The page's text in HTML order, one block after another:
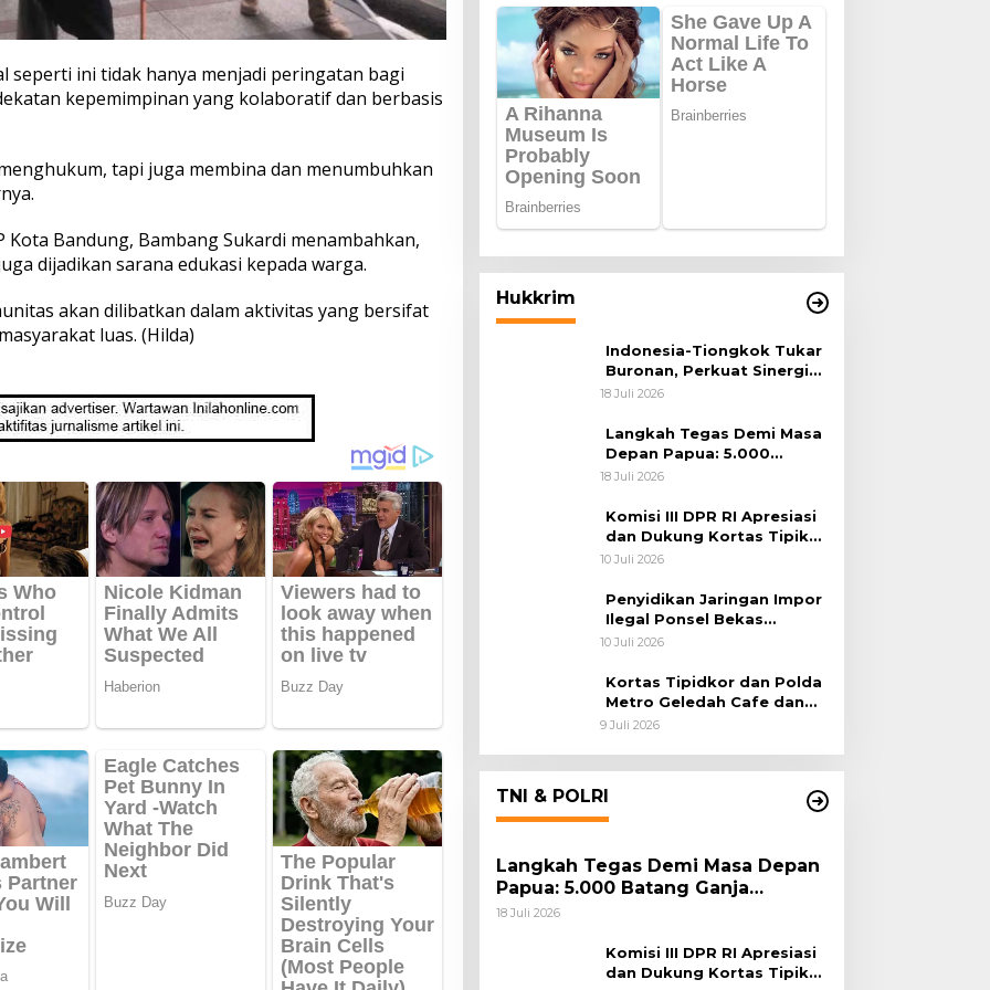
seperti ini tidak hanya menjadi peringatan bagi
kepemimpinan yang kolaboratif dan berbasis
tapi juga membina dan menumbuhkan
Kota Bandung, Bambang Sukardi menambahkan,
dijadikan sarana edukasi kepada warga.
akan dilibatkan dalam aktivitas yang bersifat
luas. (Hilda)
Hukkrim
Indonesia-Tiongkok Tukar
Buronan, Perkuat Sinergi
Penegakan Hukum Lintas
18 Juli 2026
Langkah Tegas Demi Masa
Depan Papua: 5.000
Batang Ganja Berhasil
Habema
18 Juli 2026
Komisi III DPR RI Apresiasi
dan Dukung Kortas Tipikor
Polri Usut Dugaan Korupsi
10 Juli 2026
Penyidikan Jaringan Impor
Ilegal Ponsel Bekas
Rampung, Tiga Tersangka
10 Juli 2026
Kortas Tipidkor dan Polda
Metro Geledah Cafe dan
Money Changer
9 Juli 2026
TNI & POLRI
Langkah Tegas Demi Masa Depan
Papua: 5.000 Batang Ganja
Berhasil Diungkap Koops TNI
18 Juli 2026
Komisi III DPR RI Apresiasi
dan Dukung Kortas Tipikor